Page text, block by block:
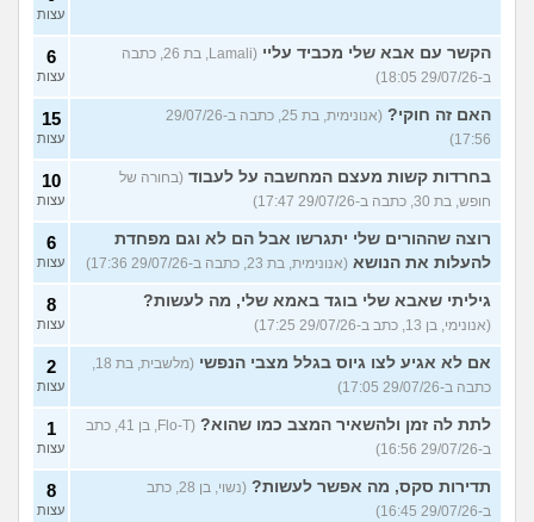
עצות
הקשר עם אבא שלי מכביד עליי
(Lamali, בת 26, כתבה
ב-29/07/26 18:05)
6
עצות
האם זה חוקי?
(אנונימית, בת 25, כתבה ב-29/07/26
17:56)
15
עצות
בחרדות קשות מעצם המחשבה על לעבוד (בחורה של
חופש, בת 30, כתבה ב-29/07/26 17:47)
10
עצות
רוצה שההורים שלי יתגרשו אבל הם לא וגם מפחדת
להעלות את הנושא (אנונימית, בת 23, כתבה ב-29/07/26 17:36)
6
עצות
גיליתי שאבא שלי בוגד באמא שלי, מה לעשות?
(אנונימי, בן 13, כתב ב-29/07/26 17:25)
8
עצות
אם לא אגיע לצו גיוס בגלל מצבי הנפשי
(מלשבית, בת 18,
כתבה ב-29/07/26 17:05)
2
עצות
לתת לה זמן ולהשאיר המצב כמו שהוא?
(Flo-T, בן 41, כתב
ב-29/07/26 16:56)
1
עצות
תדירות סקס, מה אפשר לעשות?
(נשוי, בן 28, כתב
ב-29/07/26 16:45)
8
עצות